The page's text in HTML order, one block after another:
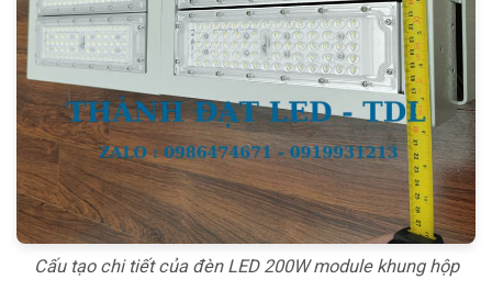
Cấu tạo chi tiết của đèn LED 200W module khung hộp